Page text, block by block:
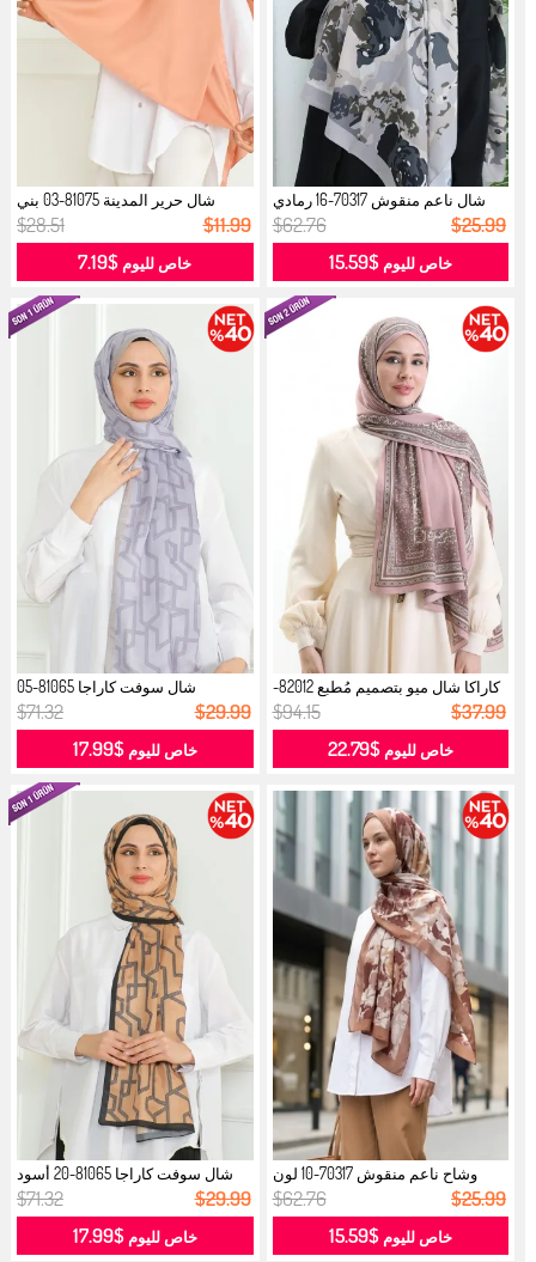
شال ناعم منقوش 70317-16 رمادي
دخاني...
$62.76 $25.99
خاص لليوم$15.59
شال حرير المدينة 81075-03 بني
جملي...
$28.51 $11.99
خاص لليوم $7.19
كاراكا شال ميو بتصميم مُطبع 82012-
0...
$94.15 $37.99
خاص لليوم$22.79
شال سوفت كاراجا 81065-05
بنفسجي فات...
$71.32 $29.99
خاص لليوم$17.99
وشاح ناعم منقوش 70317-10 لون
قهوة ب...
$62.76 $25.99
خاص لليوم$15.59
شال سوفت كاراجا 81065-20 أسود
بني ج...
$71.32 $29.99
خاص لليوم$17.99